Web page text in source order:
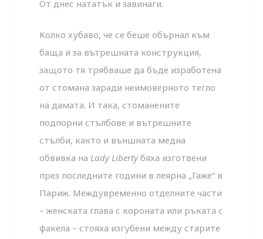
От днес нататък и завинаги.
Колко хубаво, че се беше обърнал към
баща ѝ за вътрешната конструкция,
защото тя трябваше да бъде изработена
от стомана заради неимоверното тегло
на дамата. И така, стоманените
подпорни стълбове и вътрешните
стълби, както и външната медна
обвивка на Lady Libertyбяха изготвени
през последните години в леярна „Гаже“ в
Париж. Междувременно отделните части
– женската глава с короната или ръката с
факела – стояха изгубени между старите